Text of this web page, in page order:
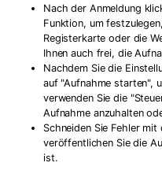
Nach der Anmeldung
Funktion, um
Registerkarte oder die
Ihnen auch frei, die
Nachdem Sie die
auf "Aufnahme starten",
verwenden Sie die
Aufnahme anzuhalten
Schneiden Sie Fehler
veröffentlichen Sie die
ist.